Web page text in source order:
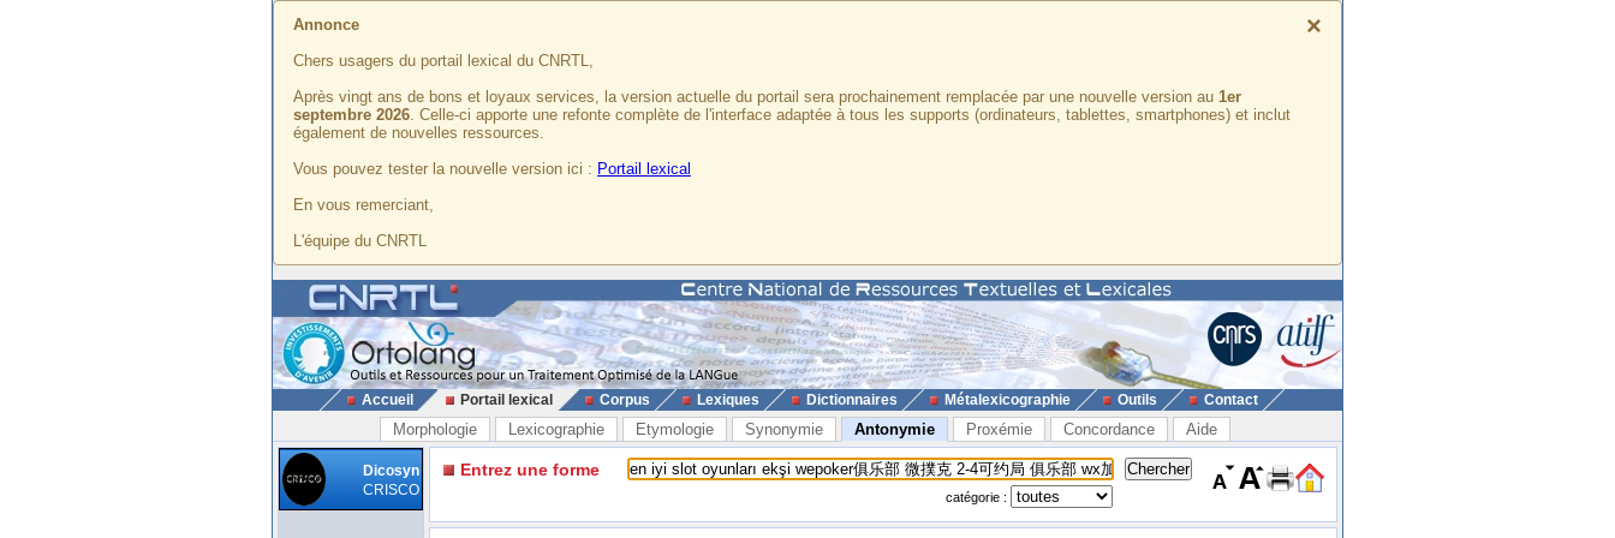
×
Annonce
Chers usagers du portail lexical du CNRTL,
Après vingt ans de bons et loyaux services, la version actuelle du portail sera prochainement remplacée par une nouvelle version au 1er
septembre 2026. Celle-ci apporte une refonte complète de l'interface adaptée à tous les supports (ordinateurs, tablettes, smartphones) et inclut
également de nouvelles ressources.
Vous pouvez tester la nouvelle version ici : Portail lexical
En vous remerciant,
L'équipe du CNRTL
Accueil Portail lexical Corpus Lexiques Dictionnaires Métalexicographie Outils Contact
Morphologie Lexicographie Etymologie Synonymie Antonymie Proxémie Concordance Aide
Dicosyn
CRISCO
Entrez une forme
catégorie :